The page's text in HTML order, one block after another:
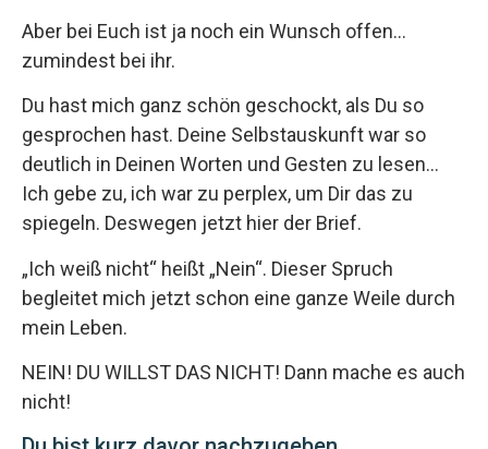
Aber bei Euch ist ja noch ein Wunsch offen…
zumindest bei ihr.
Du hast mich ganz schön geschockt, als Du so
gesprochen hast. Deine Selbstauskunft war so
deutlich in Deinen Worten und Gesten zu lesen…
Ich gebe zu, ich war zu perplex, um Dir das zu
spiegeln. Deswegen jetzt hier der Brief.
„Ich weiß nicht“ heißt „Nein“. Dieser Spruch
begleitet mich jetzt schon eine ganze Weile durch
mein Leben.
NEIN! DU WILLST DAS NICHT! Dann mache es auch
nicht!